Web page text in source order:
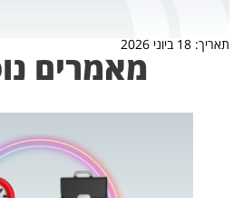
תאריך: 18 ביוני 2026
מאמרים